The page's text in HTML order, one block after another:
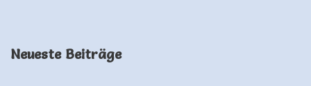
Neueste Beiträge